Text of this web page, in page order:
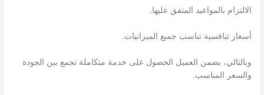
الالتزام بالمواعيد المتفق عليها.
أسعار تنافسية تناسب جميع الميزانيات.
وبالتالي، يضمن العميل الحصول على خدمة متكاملة تجمع بين الجودة
والسعر المناسب.